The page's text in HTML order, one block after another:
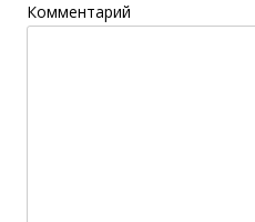
Комментарий